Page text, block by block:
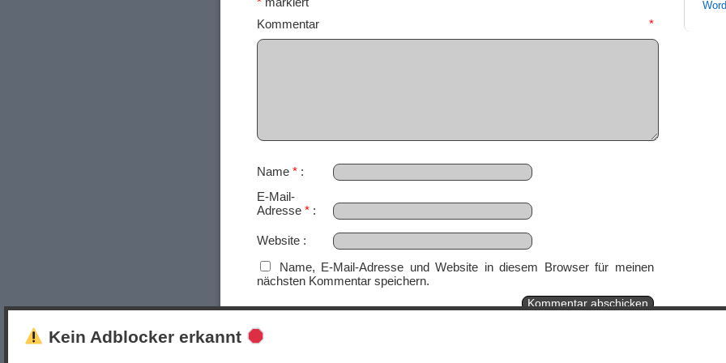
Kommentar *
Name *
E-Mail-
Adresse *
Website
Name, E-Mail-Adresse und Website in diesem Browser für meinen
nächsten Kommentar speichern.
Kein Adblocker erkannt